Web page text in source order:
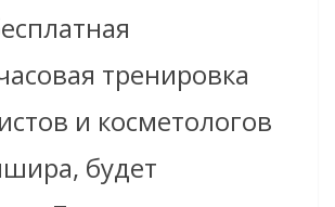
тренировка
и косметологов
будет